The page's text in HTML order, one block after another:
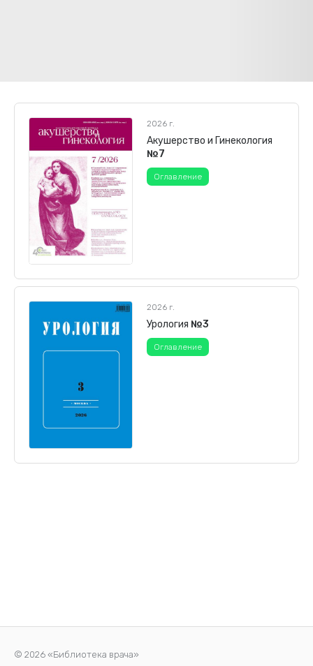
2026 г.
Акушерство и Гинекология
№7
Оглавление
2026 г.
Урология №3
Оглавление
© 2026 «Библиотека врача»